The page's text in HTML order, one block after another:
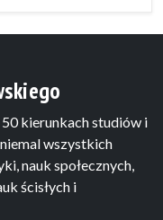
kierunkach studiów i
wszystkich
nauk społecznych,
ścisłych i